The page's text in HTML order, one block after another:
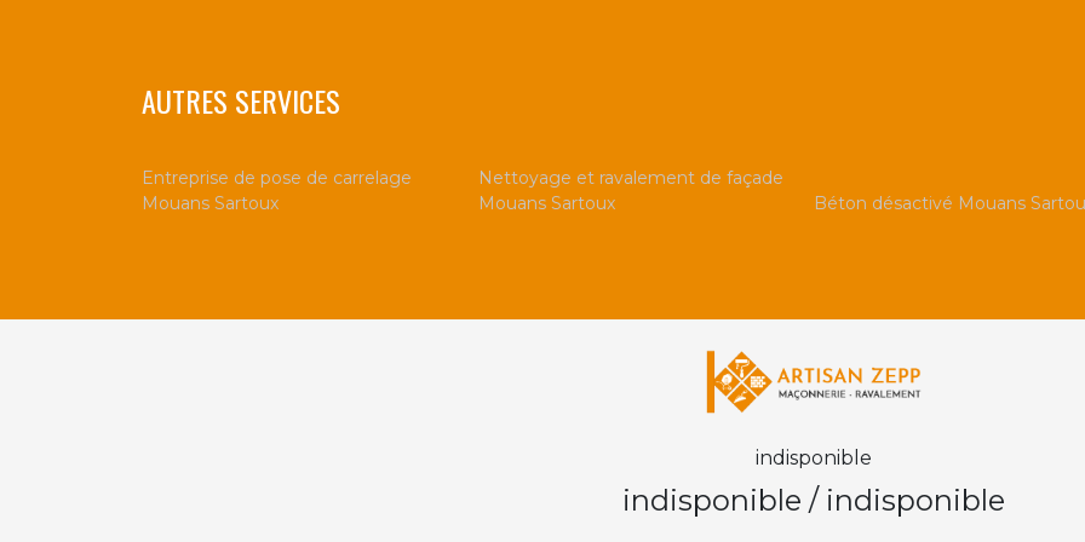
AUTRES SERVICES
Entreprise de pose de carrelage
Mouans Sartoux
Nettoyage et ravalement de façade
Mouans Sartoux
Béton désactivé Mouans
indisponible
indisponible / indisponible